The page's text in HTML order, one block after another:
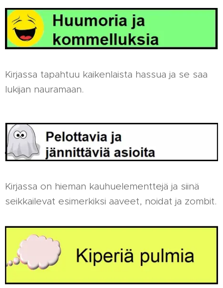
Kirjassa tapahtuu kaikenlaista hassua ja se saa
lukijan nauramaan.
Kirjassa on hieman kauhuelementtejä ja siinä
seikkailevat esimerkiksi aaveet, noidat ja zombit.